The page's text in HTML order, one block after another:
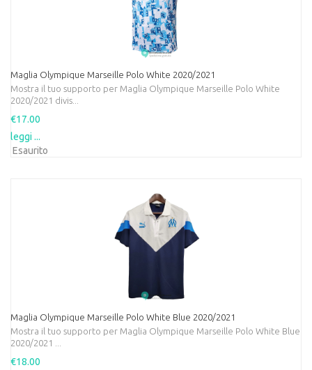
Maglia Olympique Marseille Polo White 2020/2021
Mostra il tuo supporto per Maglia Olympique Marseille Polo White
2020/2021 divis...
€17.00
leggi ...
Esaurito
Maglia Olympique Marseille Polo White Blue 2020/2021
Mostra il tuo supporto per Maglia Olympique Marseille Polo White Blue
2020/2021 ...
€18.00